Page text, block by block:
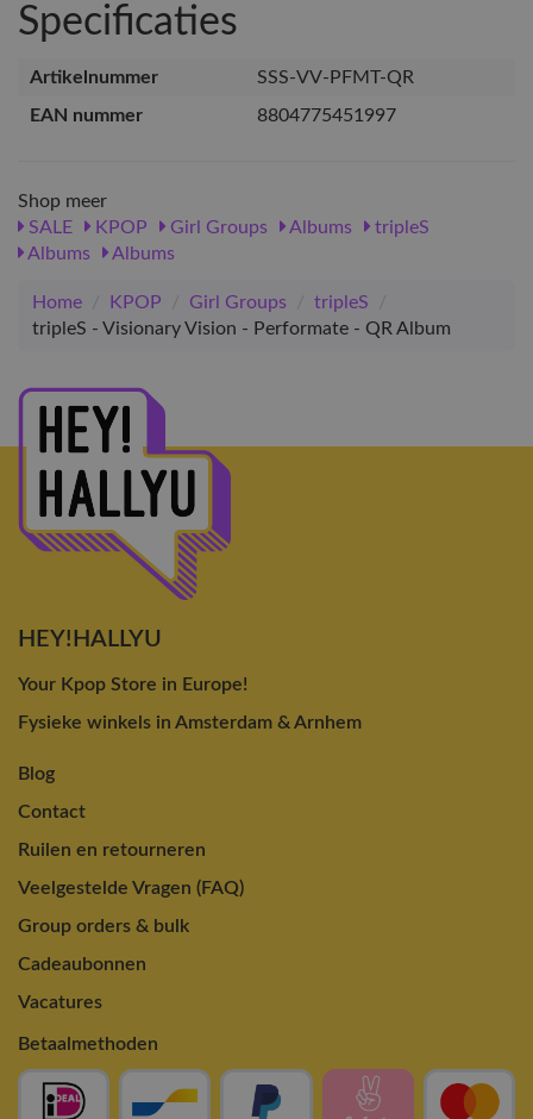
Specificaties
Artikelnummer
SSS-VV-PFMT-QR
EAN nummer
8804775451997
Shop meer
SALE
KPOP Girl Groups Albums
tripleS
Albums
Albums
Home / KPOP / Girl Groups / tripleS
/
tripleS - Visionary Vision - Performate - QR Album
HEY!HALLYU
Your Kpop Store in Europe!
Fysieke winkels in Amsterdam & Arnhem
Blog
Contact
Ruilen en retourneren
Veelgestelde Vragen (FAQ)
Group orders & bulk
Cadeaubonnen
Vacatures
Betaalmethoden